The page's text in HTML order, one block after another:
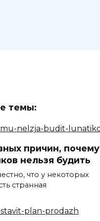
темы:
причин, почему
нельзя будить
что у некоторых
странная